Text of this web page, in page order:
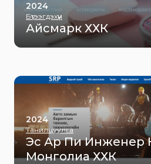
2024
Бүтээгдэхүүн
Айсмарк ХХК
2024
Танилцуулга
Эс Ар Пи Инженер
Монголиа ХХК